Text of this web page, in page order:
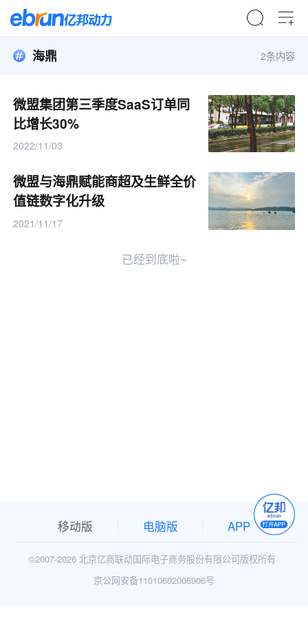
海鼎 2条内容
微盟集团第三季度SaaS订单同
比增长30%
2022/11/03
微盟与海鼎赋能商超及生鲜全价
值链数字化升级
2021/11/17
已经到底啦~
移动版 电脑版 APP
©2007-2026 北京亿商联动国际电子商务股份有限公司版权所有
京公网安备11010602006906号